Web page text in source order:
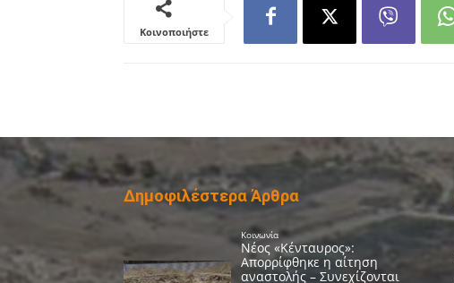
Κοινοποιήστε
Δημοφιλέστερα Άρθρα